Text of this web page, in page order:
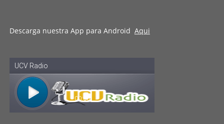
Descarga nuestra App para Android Aqui